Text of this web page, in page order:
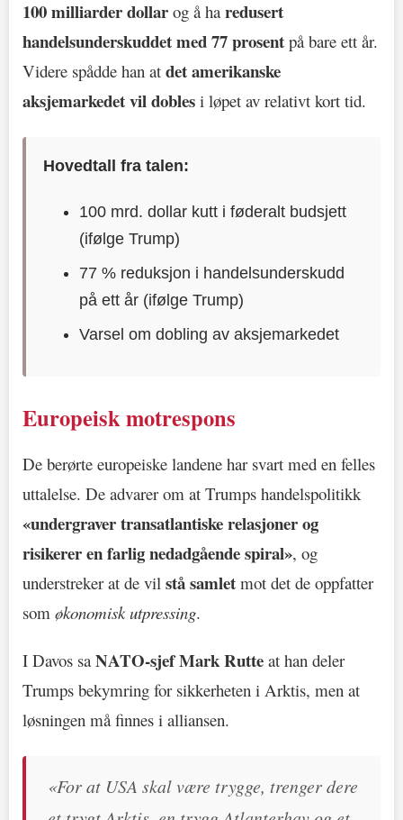
100 milliarder dollar og å haredusert
handelsunderskuddet med 77 prosent på bare ett år.
Videre spådde han at det amerikanske
aksjemarkedet vil dobles i løpet av relativt kort tid.
Hovedtall fra talen:
100 mrd. dollar kutt i føderalt budsjett
(ifølge Trump)
77 % reduksjon i handelsunderskudd
på ett år (ifølge Trump)
Varsel om dobling av aksjemarkedet
Europeisk motrespons
De berørte europeiske landene har svart med en felles
uttalelse. De advarer om at Trumps handelspolitikk
«undergraver transatlantiske relasjoner og
risikerer en farlig nedadgående spiral», og
understreker at de vil stå samlet mot det de oppfatter
som økonomisk utpressing.
I Davos saNATO-sjef Mark Rutte at han deler
Trumps bekymring for sikkerheten i Arktis, men at
løsningen må finnes i alliansen.
«For at USA skal være trygge, trenger dere